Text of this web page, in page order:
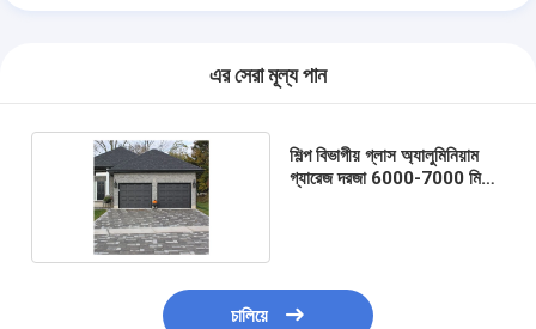
এর সেরা মূল্য পান
শিল্প বিভাগীয় গ্লাস অ্যালুমিনিয়াম
গ্যারেজ দরজা 6000-7000 মিমি
চালিয়ে